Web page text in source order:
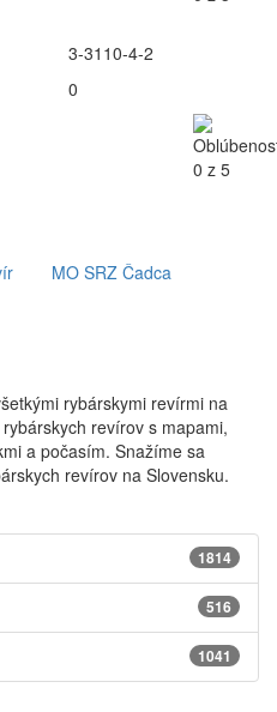
3-3110-4-2
0
MO SRZ Čadca
rybárskymi revírmi na
revírov s mapami,
a počasím. Snažíme sa
revírov na Slovensku.
1814
516
1041